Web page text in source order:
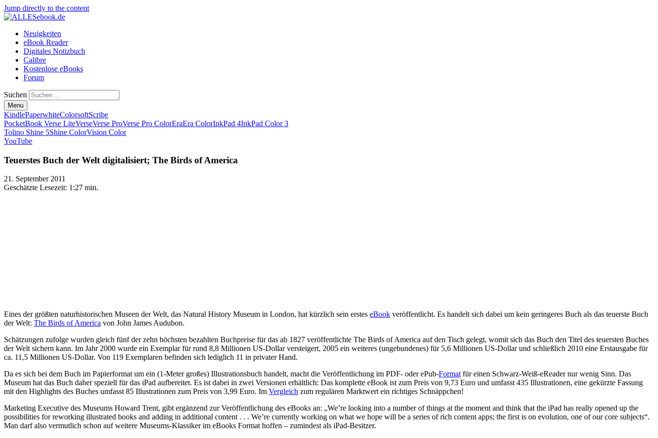
Jump directly to the content
Neuigkeiten
eBook Reader
Digitales Notizbuch
Calibre
Kostenlose eBooks
Forum
Suchen
Menu
KindlePaperwhiteColorsoftScribe
PocketBook Verse LiteVerseVerse ProVerse Pro ColorEraEra ColorInkPad 4InkPad Color 3
Tolino Shine 5Shine ColorVision Color
YouTube
Teuerstes Buch der Welt digitalisiert; The Birds of America
21. September 2011
Geschätzte Lesezeit: 1:27 min.
Eines der größten naturhistorischen Museen der Welt, das Natural History Museum in London, hat kürzlich sein erstes eBook veröffentlicht. Es handelt sich dabei um kein geringeres Buch als das teuerste Buch
der Welt: The Birds of America von John James Audubon.
Schätzungen zufolge wurden gleich fünf der zehn höchsten bezahlten Buchpreise für das ab 1827 veröffentlichte The Birds of America auf den Tisch gelegt, womit sich das Buch den Titel des teuersten Buches
der Welt sichern kann. Im Jahr 2000 wurde ein Exemplar für rund 8,8 Millionen US-Dollar versteigert, 2005 ein weiteres (ungebundenes) für 5,6 Millionen US-Dollar und schließlich 2010 eine Erstausgabe für
ca. 11,5 Millionen US-Dollar. Von 119 Exemplaren befinden sich lediglich 11 in privater Hand.
Da es sich bei dem Buch im Papierformat um ein (1-Meter großes) Illustrationsbuch handelt, macht die Veröffentlichung im PDF- oder ePub-Formatfür einen Schwarz-Weiß-eReader nur wenig Sinn. Das
Museum hat das Buch daher speziell für das iPad aufbereitet. Es ist dabei in zwei Versionen erhältlich: Das komplette eBook ist zum Preis von 9,73 Euro und umfasst 435 Illustrationen, eine gekürzte Fassung
mit den Highlights des Buches umfasst 85 Illustrationen zum Preis von 3,99 Euro. Im Vergleich zum regulären Marktwert ein richtiges Schnäppchen!
Marketing Executive des Museums Howard Trent, gibt ergänzend zur Veröffentlichung des eBooks an: „We’re looking into a number of things at the moment and think that the iPad has really opened up the
possibilities for reworking illustrated books and adding in additional content . . . We’re currently working on what we hope will be a series of rich content apps; the first is on evolution, one of our core subjects“.
Man darf also vermutlich schon auf weitere Museums-Klassiker im eBooks Format hoffen – zumindest als iPad-Besitzer.